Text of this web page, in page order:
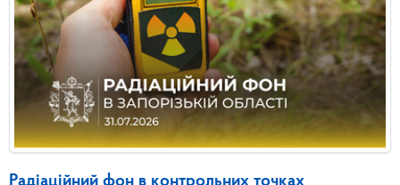
Радіаційний фон в контрольних точках